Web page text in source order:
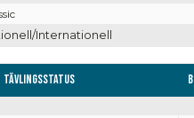
Internationell
Tävlingsstatus